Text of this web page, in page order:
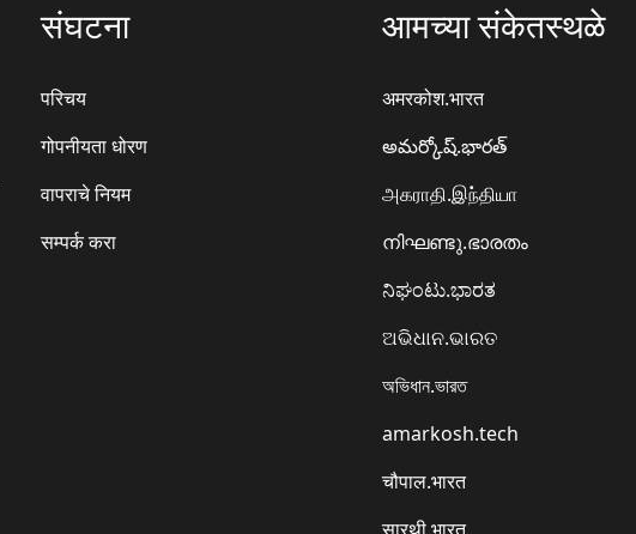
संघटना
परिचय
गोपनीयता धोरण
वापराचे नियम
सम्पर्क करा
आमच्या संकेतस्थळे
अमरकोश.भारत
అమర్కోష్.భారత్
அகராதி.இந்தியா
നിഘണ്ടു.ഭാരതം
ನಿಘಂಟು.ಭಾರತ
ଅଭିଧାନ.ଭାରତ
অভিধান.ভারত
amarkosh.tech
चौपाल.भारत